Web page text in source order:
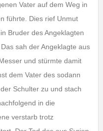
Vater auf dem Weg in
führte. Dies rief Unmut
Bruder des Angeklagten
sah der Angeklagte aus
und stürmte damit
dem Vater des sodann
Schulter zu und stach
in die
verstarb trotz